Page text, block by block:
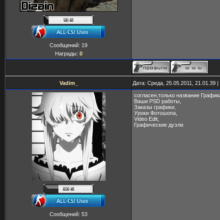
Сообщений: 19
Награды: 0
Vadim_ Дата: Среда, 25.05.2011, 21.01.39
Сообщений: 53
согласен,только название
Ваши PSD работы,
Заказы графики,
Уроки Фотошопа,
Video Edit,
Графические дуэли.